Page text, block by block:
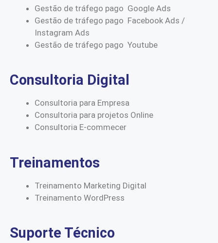
Gestão de tráfego pago Google Ads
Gestão de tráfego pago Facebook Ads /
Instagram Ads
Gestão de tráfego pago Youtube
Consultoria Digital
Consultoria para Empresa
Consultoria para projetos Online
Consultoria E-commecer
Treinamentos
Treinamento Marketing Digital
Treinamento WordPress
Suporte Técnico